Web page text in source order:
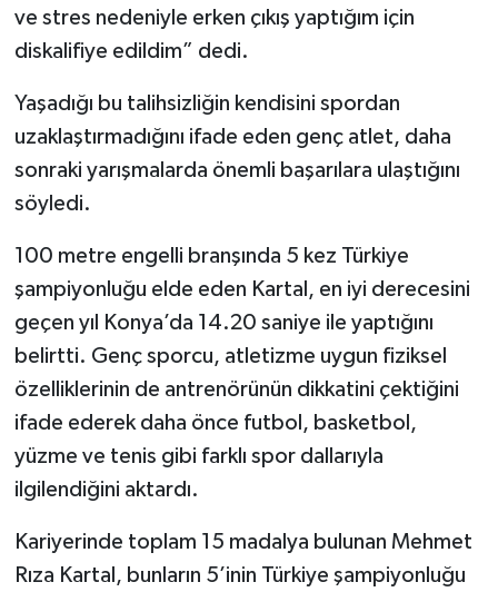
ve stres nedeniyle erken çıkış yaptığım için
diskalifiye edildim” dedi.
Yaşadığı bu talihsizliğin kendisini spordan
uzaklaştırmadığını ifade eden genç atlet, daha
sonraki yarışmalarda önemli başarılara ulaştığını
söyledi.
100 metre engelli branşında 5 kez Türkiye
şampiyonluğu elde eden Kartal, en iyi derecesini
geçen yıl Konya’da 14.20 saniye ile yaptığını
belirtti. Genç sporcu, atletizme uygun fiziksel
özelliklerinin de antrenörünün dikkatini çektiğini
ifade ederek daha önce futbol, basketbol,
yüzme ve tenis gibi farklı spor dallarıyla
ilgilendiğini aktardı.
Kariyerinde toplam 15 madalya bulunan Mehmet
Rıza Kartal, bunların 5’inin Türkiye şampiyonluğu